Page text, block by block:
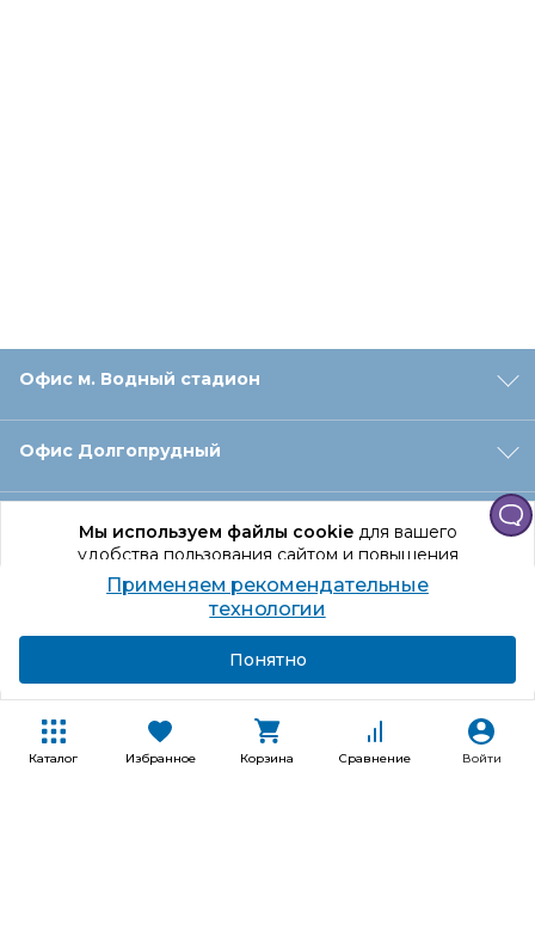
Каталог Избранное Корзина Сравнение Войти
Мы используем файлы cookieдля вашего
удобства пользования сайтом и повышения
качества рекомендаций.
Продолжая использование сайта, вы даете
согласие на обработку персональных данных
Офис м. Водный стадион
Офис Долгопрудный
Офис Санкт‑Петербург
Оформление заказа
Покупателям
Применяем рекомендательные
технологии
Понятно